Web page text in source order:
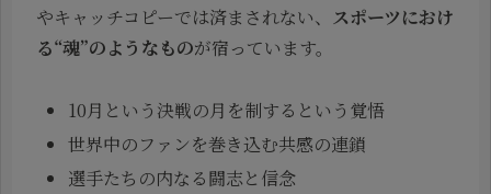
やキャッチコピーでは済まされない、 スポーツにおけ
る“魂”のようなものが宿っています。
10月という決戦の月を制するという覚悟
世界中のファンを巻き込む共感の連鎖
選手たちの内なる闘志と信念